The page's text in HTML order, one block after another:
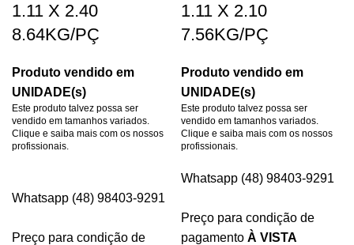
1.11 X 2.40
8.64KG/PÇ
Produto vendido em
UNIDADE(s)
Este produto talvez possa ser
vendido em tamanhos variados.
Clique e saiba mais com os nossos
profissionais.
Whatsapp (48) 98403-9291
Preço para condição de
1.11 X 2.10
7.56KG/PÇ
Produto vendido em
UNIDADE(s)
Este produto talvez possa ser
vendido em tamanhos variados.
Clique e saiba mais com os nossos
profissionais.
Whatsapp (48) 98403-9291
Preço para condição de
pagamento À VISTA